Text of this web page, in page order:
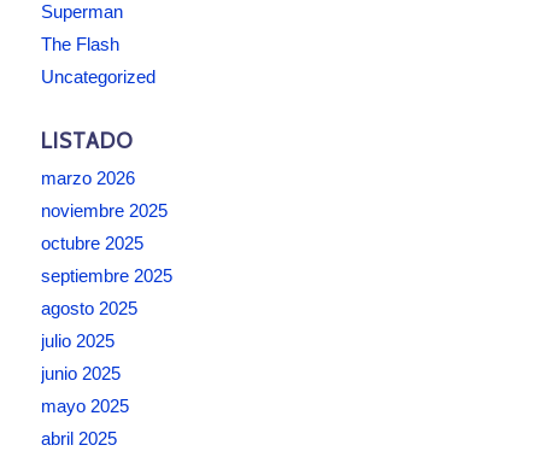
Superman
The Flash
Uncategorized
LISTADO
marzo 2026
noviembre 2025
octubre 2025
septiembre 2025
agosto 2025
julio 2025
junio 2025
mayo 2025
abril 2025